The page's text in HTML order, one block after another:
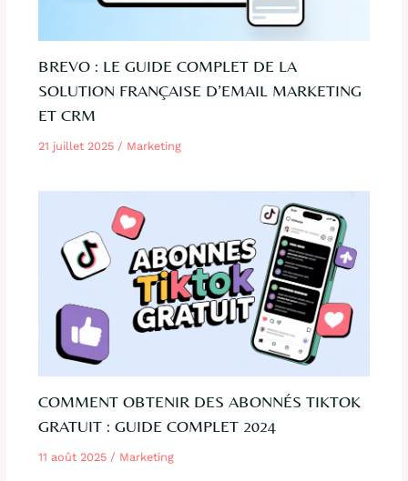
BREVO : LE GUIDE COMPLET DE LA
SOLUTION FRANÇAISE D’EMAIL MARKETING
ET CRM
21 juillet 2025 / Marketing
COMMENT OBTENIR DES ABONNÉS TIKTOK
GRATUIT : GUIDE COMPLET 2024
11 août 2025 / Marketing